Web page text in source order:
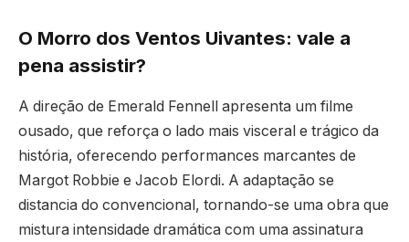
O Morro dos Ventos Uivantes: vale a
pena assistir?
A direção de Emerald Fennell apresenta um filme
ousado, que reforça o lado mais visceral e trágico da
história, oferecendo performances marcantes de
Margot Robbie e Jacob Elordi. A adaptação se
distancia do convencional, tornando-se uma obra que
mistura intensidade dramática com uma assinatura